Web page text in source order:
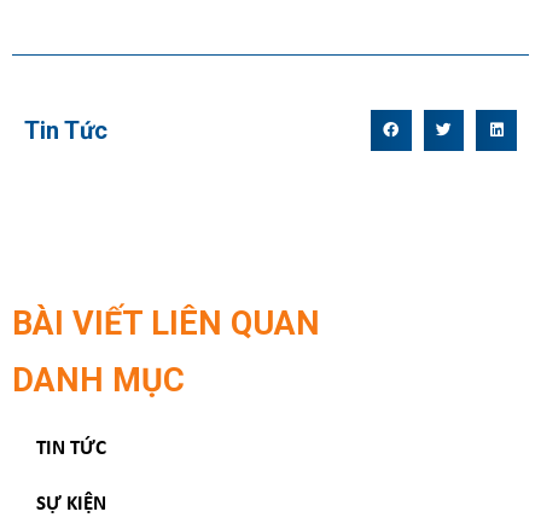
Tin Tức
BÀI VIẾT LIÊN QUAN
DANH MỤC
TIN TỨC
SỰ KIỆN